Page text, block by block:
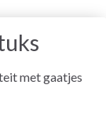
met gaatjes